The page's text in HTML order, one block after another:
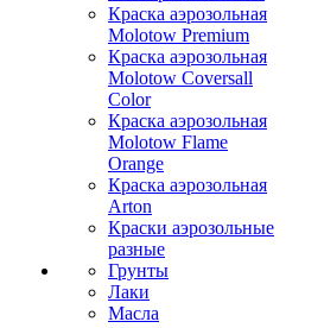
Краска аэрозольная
Molotow Premium
Краска аэрозольная
Molotow Coversall
Color
Краска аэрозольная
Molotow Flame
Orange
Краска аэрозольная
Arton
Краски аэрозольные
разные
Грунты
Лаки
Масла